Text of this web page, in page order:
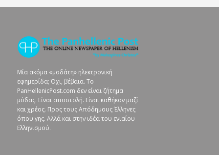
Μία ακόμα «μοδάτη» ηλεκτρονική
εφημερίδα; Όχι, βέβαια. To
PanHellenicPost.com δεν είναι ζήτημα
μόδας. Είναι αποστολή. Είναι καθήκον μαζί
και χρέος. Προς τους Απόδημους Έλληνες
όπου γης. Αλλά και στην ιδέα του ενιαίου
Ελληνισμού.